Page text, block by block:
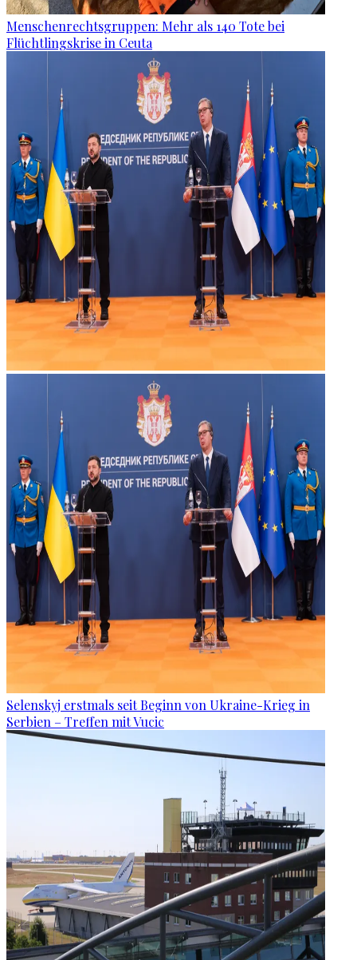
Menschenrechtsgruppen: Mehr als 140 Tote bei
Flüchtlingskrise in Ceuta
Selenskyj erstmals seit Beginn von Ukraine-Krieg in
Serbien – Treffen mit Vucic